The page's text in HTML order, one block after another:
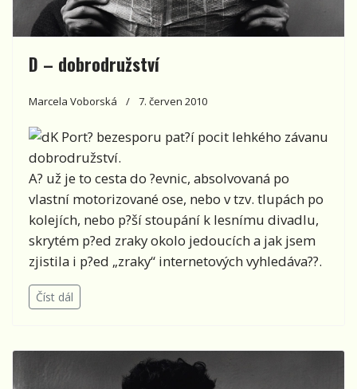
D – dobrodružství
Marcela Voborská 7. červen 2010
K Port? bezesporu pat?í pocit lehkého závanu
dobrodružství.
A? už je to cesta do ?evnic, absolvovaná po
vlastní motorizované ose, nebo v tzv. tlupách po
kolejích, nebo p?ší stoupání k lesnímu divadlu,
skrytém p?ed zraky okolo jedoucích a jak jsem
zjistila i p?ed „zraky“ internetových vyhledáva??.
Číst dál